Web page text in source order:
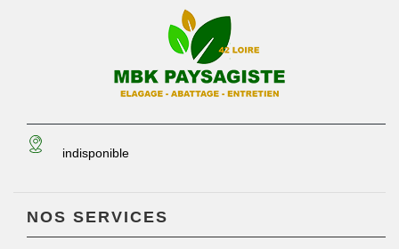
indisponible
NOS SERVICES